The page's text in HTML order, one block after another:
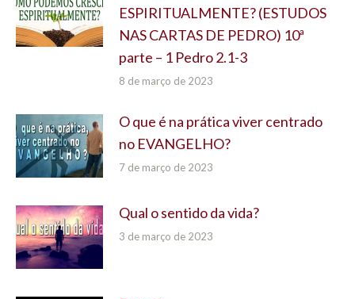
ESPIRITUALMENTE? (ESTUDOS
NAS CARTAS DE PEDRO) 10ª
parte – 1 Pedro 2.1-3
8 de março de 2023
O que é na prática viver centrado
no EVANGELHO?
7 de março de 2023
Qual o sentido da vida?
3 de março de 2023